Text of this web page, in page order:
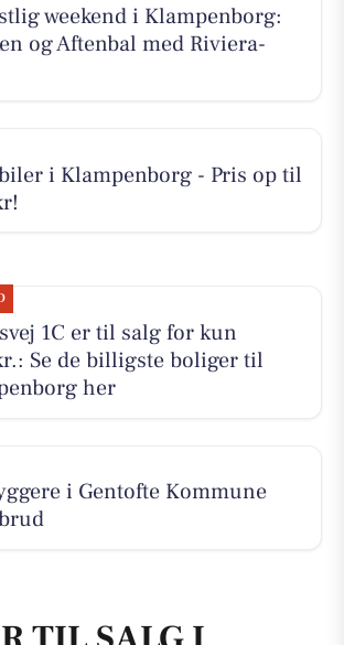
weekend i Klampenborg:
og Aftenbal med Riviera-
i Klampenborg - Pris op til
1C er til salg for kun
Se de billigste boliger til
her
i Gentofte Kommune